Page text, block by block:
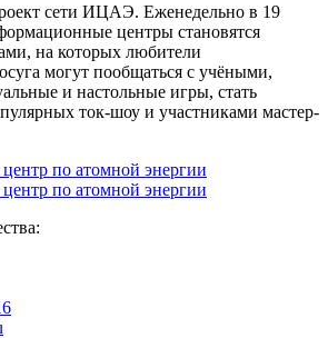
сети ИЦАЭ. Еженедельно в 19
центры становятся
на которых любители
могут пообщаться с учёными,
и настольные игры, стать
ток-шоу и участниками мастер-